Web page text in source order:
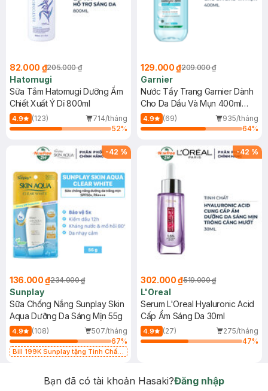
82.000 ₫205.000 ₫
Hatomugi
Sữa Tắm Hatomugi Dưỡng Ẩm
Chiết Xuất Ý Dĩ 800ml
4.9 (123)
714/tháng
52%
129.000 ₫209.000 ₫
Garnier
Nước Tẩy Trang Garnier Dành
Cho Da Dầu Và Mụn 400ml
(Mới)
4.9 (69)
935/tháng
64%
-42 %
136.000 ₫234.000 ₫
Sunplay
Sữa Chống Nắng Sunplay Skin
Aqua Dưỡng Da Sáng Mịn 55g
4.9 (108)
507/tháng
67%
Bill 199K Sunplay tặng Tinh Chất
-42 %
302.000 ₫519.000 ₫
L'Oreal
Serum L'Oreal Hyaluronic Acid
Cấp Ẩm Sáng Da 30ml
4.9 (27)
275/tháng
47%
Bạn đã có tài khoản Hasaki?Đăng nhập